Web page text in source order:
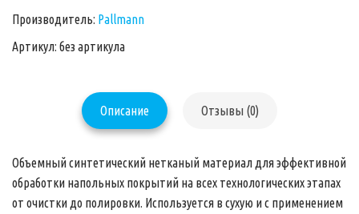
Производитель: Pallmann
Артикул: без артикула
Описание Отзывы (0)
Объемный синтетический нетканый материал для эффективной
обработки напольных покрытий на всех технологических этапах
от очистки до полировки. Используется в сухую и с применением